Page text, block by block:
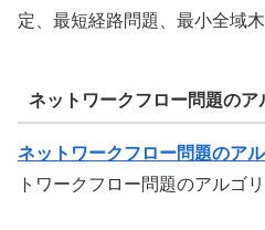
定、最短経路問題、最小全域
ネットワークフロー問題のア
ネットワークフロー問題のア
トワークフロー問題のアルゴ